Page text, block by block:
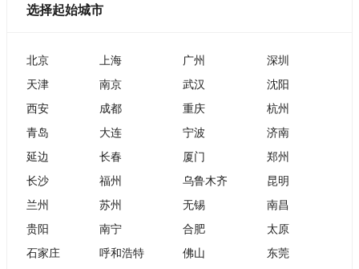
选择起始城市
北京 上海 广州
深圳
天津
南京 武汉
沈阳
西安
成都 重庆
杭州
青岛
大连 宁波
济南
延边
长春 厦门
郑州
长沙
福州 乌鲁木齐
昆明
兰州
苏州 无锡
南昌
贵阳
南宁 合肥
太原
石家庄
呼和浩特 佛山
东莞